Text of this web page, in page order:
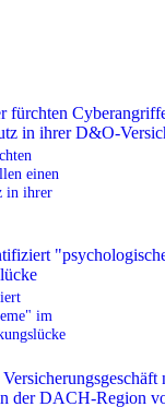
einen
in ihrer
im